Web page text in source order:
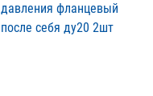
давления фланцевый
после себя ду20 2шт